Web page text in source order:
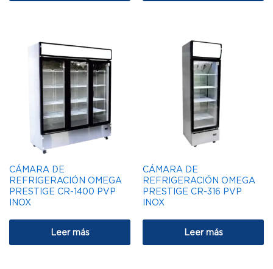
CÁMARA DE
REFRIGERACIÓN OMEGA
PRESTIGE CR-1400 PVP
INOX
Leer más
CÁMARA DE
REFRIGERACIÓN OMEGA
PRESTIGE CR-316 PVP
INOX
Leer más